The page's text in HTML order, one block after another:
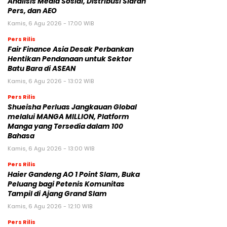
Pers, dan AEO
Kamis, 6 Agu 2026 - 17:00 WIB
Pers Rilis
Fair Finance Asia Desak Perbankan
Hentikan Pendanaan untuk Sektor
Batu Bara di ASEAN
Kamis, 6 Agu 2026 - 13:02 WIB
Pers Rilis
Shueisha Perluas Jangkauan Global
melalui MANGA MILLION, Platform
Manga yang Tersedia dalam 100
Bahasa
Kamis, 6 Agu 2026 - 13:00 WIB
Pers Rilis
Haier Gandeng AO 1 Point Slam, Buka
Peluang bagi Petenis Komunitas
Tampil di Ajang Grand Slam
Kamis, 6 Agu 2026 - 12:10 WIB
Pers Rilis